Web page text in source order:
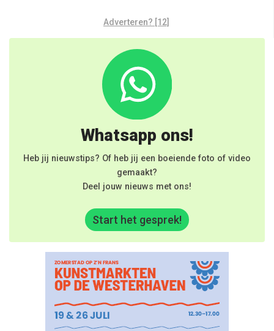
Adverteren? [12]
Whatsapp ons!
Heb jij nieuwstips? Of heb jij een boeiende foto of video
gemaakt?
Deel jouw nieuws met ons!
Start het gesprek!